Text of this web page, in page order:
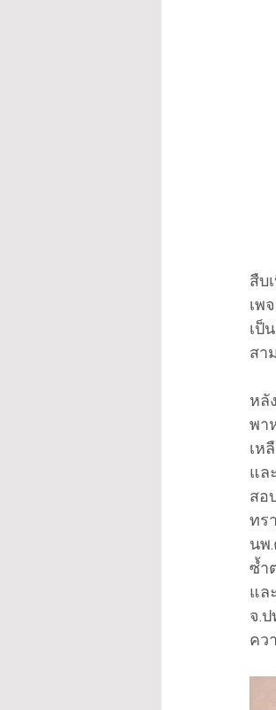
สืบ
เพ
เป็
สา
หลั
พา
เห
แล
สอ
ทร
นพ
ซ้ำ
แล
จ.
คว